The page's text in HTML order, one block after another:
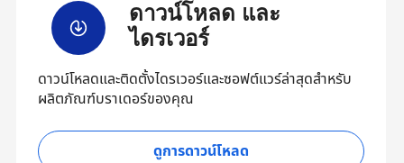
ดาวน์โหลด และ
ไดรเวอร์
ดาวน์โหลดและติดตั้งไดรเวอร์และซอฟต์แวร์ล่าสุดสำหรับ
ผลิตภัณฑ์บราเดอร์ของคุณ
ดูการดาวน์โหลด